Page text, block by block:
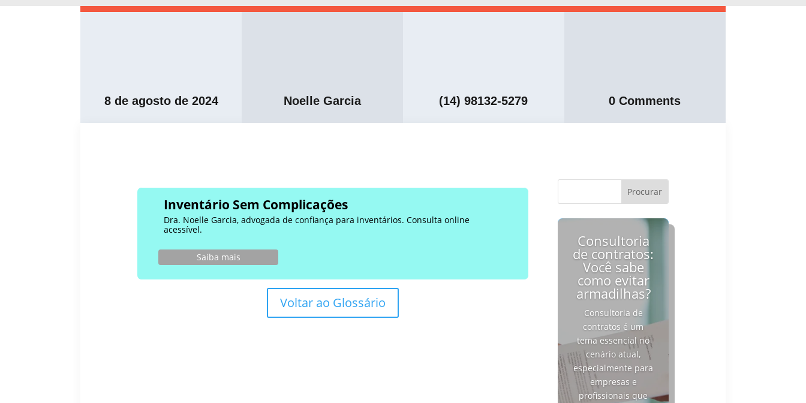
8 de agosto de 2024 Noelle Garcia (14) 98132-5279 0 Comments
Inventário Sem Complicações
Dra. Noelle Garcia, advogada de confiança para inventários. Consulta online
acessível.
Saiba mais
Voltar ao Glossário
Consultoria
de contratos:
Você sabe
como evitar
armadilhas?
Consultoria de
contratos é um
tema essencial no
cenário atual,
especialmente para
empresas e
profissionais que